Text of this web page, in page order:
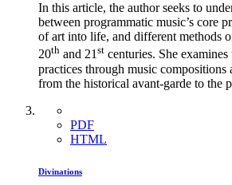
In this article, the author seeks to
between programmatic music’s core
of art into life, and different methods
20th and 21st centuries. She
practices through music compositions
from the historical avant-garde to the
PDF
HTML
Divinations